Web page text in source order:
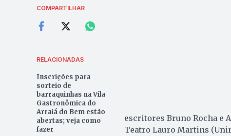
COMPARTILHAR
RELACIONADAS
Inscrições para
sorteio de
barraquinhas na Vila
Gastronômica do
Arraiá do Bem estão
abertas; veja como
fazer
escritores Bruno Rocha e
Teatro Lauro Martins